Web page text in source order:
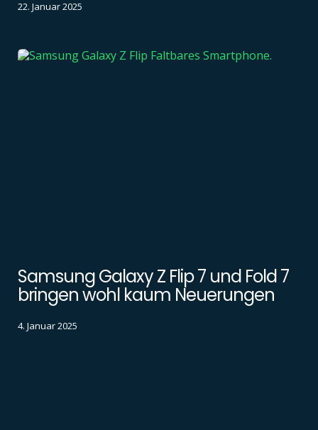
22. Januar 2025
Samsung Galaxy Z Flip 7 und Fold 7
bringen wohl kaum Neuerungen
4. Januar 2025